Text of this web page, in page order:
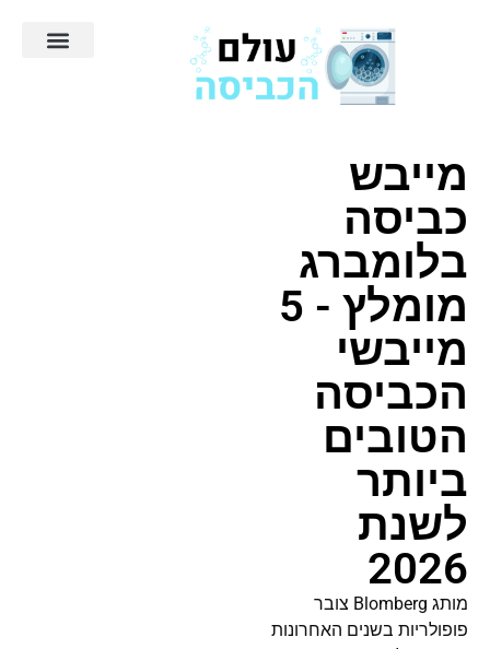
מייבש
כביסה
בלומברג
מומלץ - 5
מייבשי
הכביסה
הטובים
ביותר
לשנת
2026
מותג Blomberg צובר
פופולריות בשנים האחרונות